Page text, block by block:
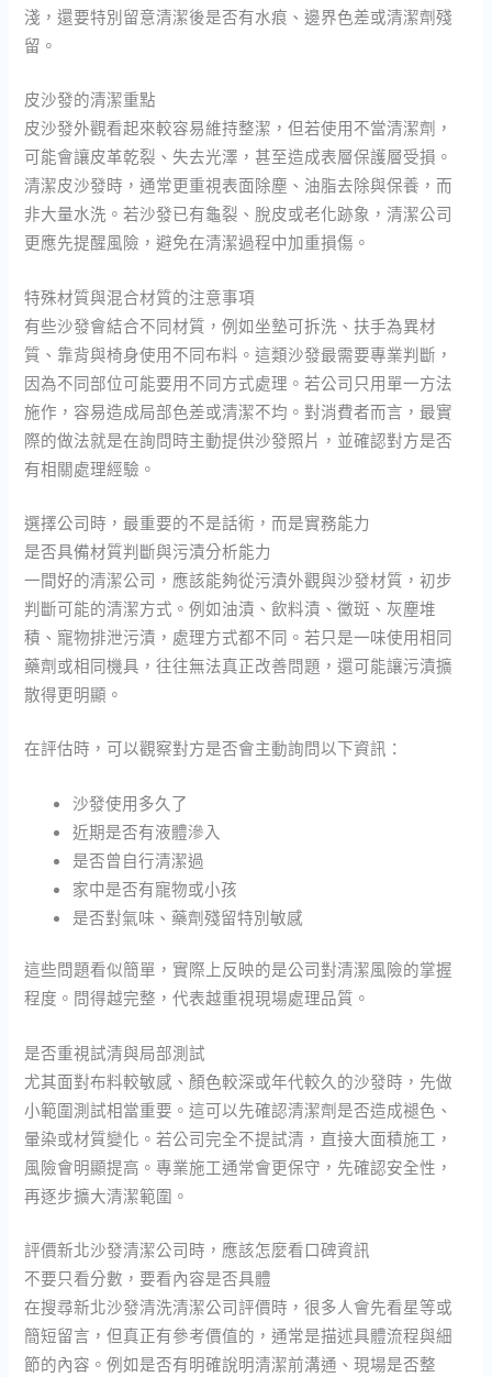
淺，還要特別留意清潔後是否有水痕、邊界色差或清潔劑殘
留。
皮沙發的清潔重點
皮沙發外觀看起來較容易維持整潔，但若使用不當清潔劑，
可能會讓皮革乾裂、失去光澤，甚至造成表層保護層受損。
清潔皮沙發時，通常更重視表面除塵、油脂去除與保養，而
非大量水洗。若沙發已有龜裂、脫皮或老化跡象，清潔公司
更應先提醒風險，避免在清潔過程中加重損傷。
特殊材質與混合材質的注意事項
有些沙發會結合不同材質，例如坐墊可拆洗、扶手為異材
質、靠背與椅身使用不同布料。這類沙發最需要專業判斷，
因為不同部位可能要用不同方式處理。若公司只用單一方法
施作，容易造成局部色差或清潔不均。對消費者而言，最實
際的做法就是在詢問時主動提供沙發照片，並確認對方是否
有相關處理經驗。
選擇公司時，最重要的不是話術，而是實務能力
是否具備材質判斷與污漬分析能力
一間好的清潔公司，應該能夠從污漬外觀與沙發材質，初步
判斷可能的清潔方式。例如油漬、飲料漬、黴斑、灰塵堆
積、寵物排泄污漬，處理方式都不同。若只是一味使用相同
藥劑或相同機具，往往無法真正改善問題，還可能讓污漬擴
散得更明顯。
在評估時，可以觀察對方是否會主動詢問以下資訊：
沙發使用多久了
近期是否有液體滲入
是否曾自行清潔過
家中是否有寵物或小孩
是否對氣味、藥劑殘留特別敏感
這些問題看似簡單，實際上反映的是公司對清潔風險的掌握
程度。問得越完整，代表越重視現場處理品質。
是否重視試清與局部測試
尤其面對布料較敏感、顏色較深或年代較久的沙發時，先做
小範圍測試相當重要。這可以先確認清潔劑是否造成褪色、
暈染或材質變化。若公司完全不提試清，直接大面積施工，
風險會明顯提高。專業施工通常會更保守，先確認安全性，
再逐步擴大清潔範圍。
評價新北沙發清潔公司時，應該怎麼看口碑資訊
不要只看分數，要看內容是否具體
在搜尋新北沙發清洗清潔公司評價時，很多人會先看星等或
簡短留言，但真正有參考價值的，通常是描述具體流程與細
節的內容。例如是否有明確說明清潔前溝通、現場是否整